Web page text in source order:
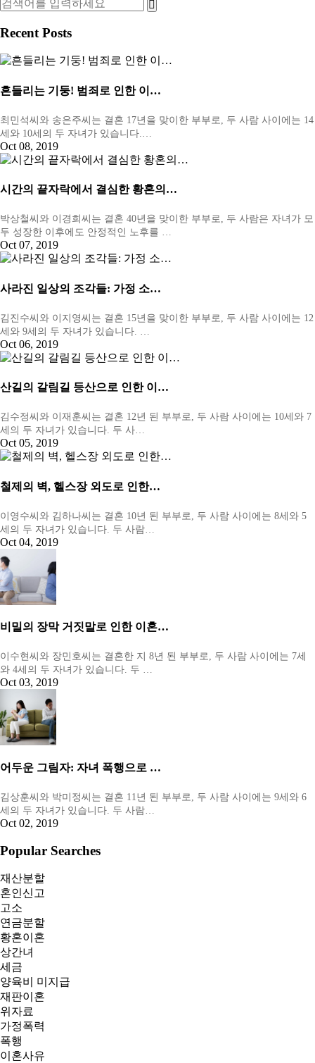
Recent Posts
흔들리는 기둥! 범죄로 인한 이…
최민석씨와 송은주씨는 결혼 17년을 맞이한 부부로, 두 사람 사이에는 14
세와 10세의 두 자녀가 있습니다.…
Oct 08, 2019
시간의 끝자락에서 결심한 황혼의…
박상철씨와 이경희씨는 결혼 40년을 맞이한 부부로, 두 사람은 자녀가 모
두 성장한 이후에도 안정적인 노후를 …
Oct 07, 2019
사라진 일상의 조각들: 가정 소…
김진수씨와 이지영씨는 결혼 15년을 맞이한 부부로, 두 사람 사이에는 12
세와 9세의 두 자녀가 있습니다. …
Oct 06, 2019
산길의 갈림길 등산으로 인한 이…
김수정씨와 이재훈씨는 결혼 12년 된 부부로, 두 사람 사이에는 10세와 7
세의 두 자녀가 있습니다. 두 사…
Oct 05, 2019
철제의 벽, 헬스장 외도로 인한…
이영수씨와 김하나씨는 결혼 10년 된 부부로, 두 사람 사이에는 8세와 5
세의 두 자녀가 있습니다. 두 사람…
Oct 04, 2019
비밀의 장막 거짓말로 인한 이혼…
이수현씨와 장민호씨는 결혼한 지 8년 된 부부로, 두 사람 사이에는 7세
와 4세의 두 자녀가 있습니다. 두 …
Oct 03, 2019
어두운 그림자: 자녀 폭행으로 …
김상훈씨와 박미정씨는 결혼 11년 된 부부로, 두 사람 사이에는 9세와 6
세의 두 자녀가 있습니다. 두 사람…
Oct 02, 2019
Popular Searches
재산분할
혼인신고
고소
연금분할
황혼이혼
상간녀
세금
양육비 미지급
재판이혼
위자료
가정폭력
폭행
이혼사유